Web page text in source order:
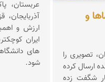
نماها و
تصویری را
ارسال کرده
شگفت زده
ارزش و
ایران
های
شود.